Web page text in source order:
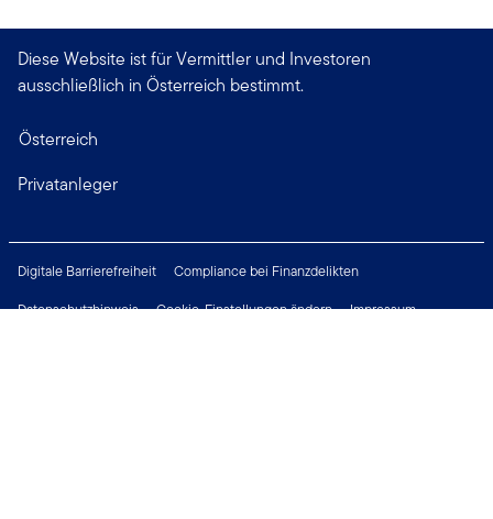
Diese Website ist für Vermittler und Investoren
ausschließlich in Österreich bestimmt.
Österreich
Privatanleger
Digitale Barrierefreiheit
Compliance bei Finanzdelikten
Datenschutzhinweis
Cookie-Einstellungen ändern
Impressum